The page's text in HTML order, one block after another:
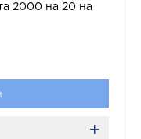
2000 на 20 на